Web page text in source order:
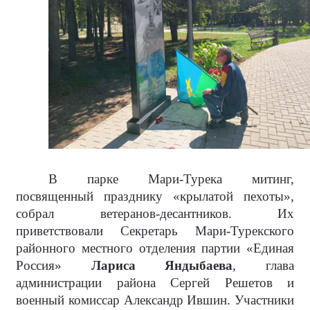
В парке Мари-Турека митинг,
посвященный празднику «крылатой пехоты»,
собрал ветеранов-десантников. Их
приветствовали Секретарь Мари-Турекского
районного местного отделения партии «Единая
Россия» Лариса Яндыбаева, глава
администрации района Сергей Решетов и
военный комиссар Александр Ившин. Участники